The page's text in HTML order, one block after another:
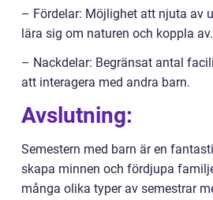
– Fördelar: Möjlighet att njuta av
lära sig om naturen och koppla av.
– Nackdelar: Begränsat antal
att interagera med andra barn.
Avslutning:
Semestern med barn är en
skapa minnen och fördjupa
många olika typer av semestrar